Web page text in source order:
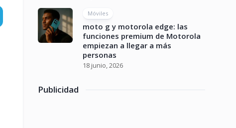
Móviles
moto g y motorola edge: las
funciones premium de Motorola
empiezan a llegar a más
personas
18 junio, 2026
Publicidad